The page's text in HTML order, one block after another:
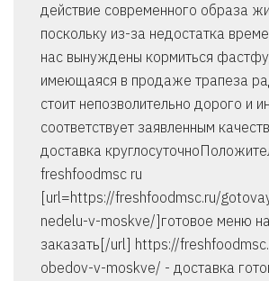
действие современного образа
поскольку из-за недостатка
нас вынуждены кормиться
имеющаяся в продаже трапеза
стоит непозволительно дорого и
соответствует заявленным
доставка
freshfoodmsc ru
[url=https://freshfoodmsc.ru/
nedelu-v-moskve/]готовое меню
заказать[/url] https://
obedov-v-moskve/ - доставка